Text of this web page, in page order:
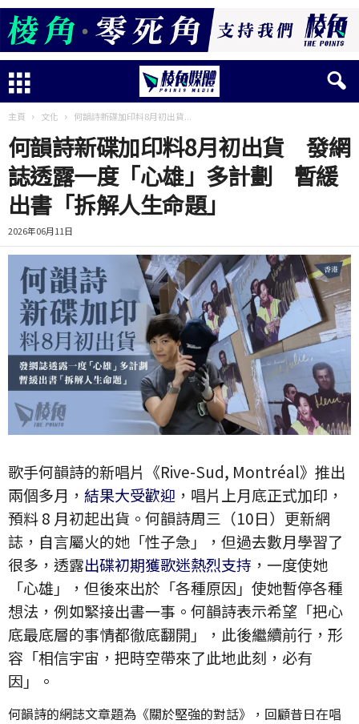
主頁 文化 何韻詩新碟加印料8月初出貨...
何韻詩新碟加印料8月初出貨 發網
誌透露一度「心雄」多計劃 暫緩
出書「拆解人生命題」
2026年06月11日
歌手何韻詩的新唱片《Rive-Sud, Montréal》推出
兩個多月， 結果大受歡迎 ，唱片上月底正式加印，
預料 8 月初起出貨。何韻詩周三（10日）更新網
誌，自言屬火的她「性子急」，但過去數月學習了
很多，透露出碟初期獲歌迷熱烈支持 ，一度使她
「心雄」，但後來出於「各種原因」使她暫停各種
想法，例如緊接出書一事。何韻詩表示希望「把心
底最底層的事情都徹底翻開」，此後繼續前行，形
容「相信宇宙，把時空帶來了此地此刻，必有
因」。
何韻詩的網誌文章題為《關於堅強的對話》，回顧昔日在唱